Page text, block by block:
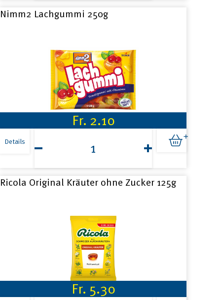
Menge
Nimm2 Lachgummi 250g
Fr. 2.10
Details
250g
Ricola Original Kräuter ohne Zucker 125g
Fr. 5.30